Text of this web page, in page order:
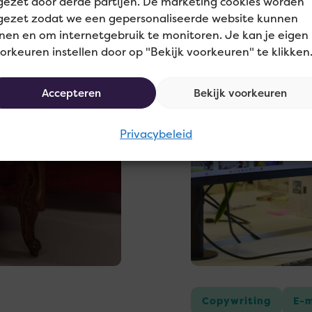
zodat we een gepersonaliseerde website kunnen
en om internetgebruik te monitoren. Je kan je eigen
instellen door op "Bekijk voorkeuren" te klikken.
Accepteren Bekijk voorkeuren
Privacybeleid
meer
over
Menzis
Copywriting E-